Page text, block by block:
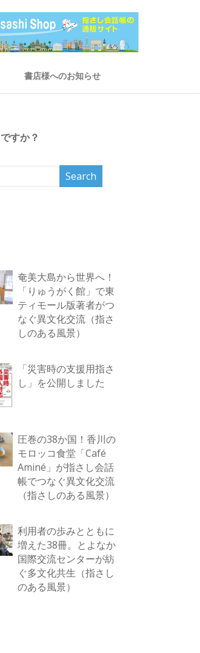
書店様へのお知らせ
すか？
奄美大島から世界へ！
「りゅうがく館」で東
ティモール版著者がつ
なぐ異文化交流（指さ
しのある風景）
「災害時の支援用指さ
し」を公開しました
圧巻の38か国！香川の
モロッコ食堂「Café
Aminé」が指さし会話
帳でつなぐ異文化交流
（指さしのある風景）
利用者の歩みとともに
増えた38冊。とよなか
国際交流センターが紡
ぐ多文化共生（指さし
のある風景）